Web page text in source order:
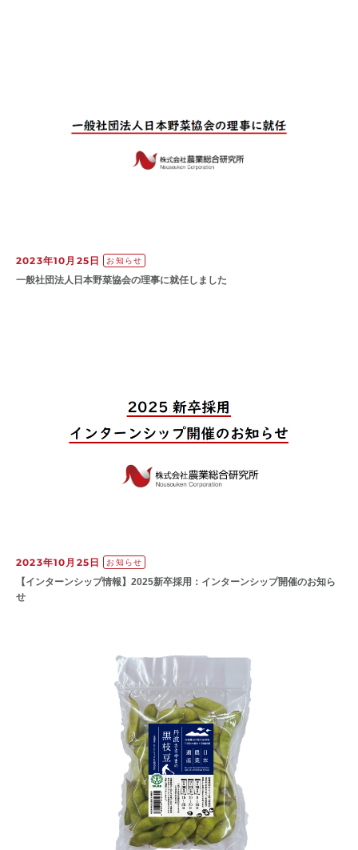
2023年10月25日 お知らせ
一般社団法人日本野菜協会の理事に就任しました
2023年10月25日 お知らせ
【インターンシップ情報】2025新卒採用：インターンシップ開催のお知ら
せ